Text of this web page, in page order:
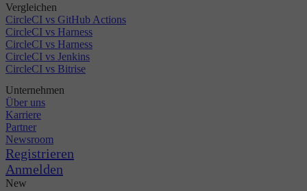
Vergleichen
CircleCI vs GitHub Actions
CircleCI vs Harness
CircleCI vs Harness
CircleCI vs Jenkins
CircleCI vs Bitrise
Unternehmen
Über uns
Karriere
Partner
Newsroom
Registrieren
Anmelden
New